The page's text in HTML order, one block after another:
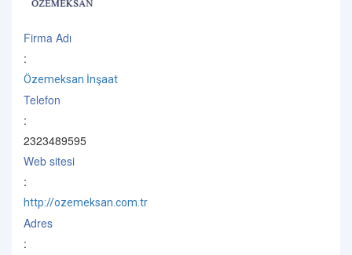
Firma Adı
:
Özemeksan İnşaat
Telefon
:
2323489595
Web sitesi
:
http://ozemeksan.com.tr
Adres
: